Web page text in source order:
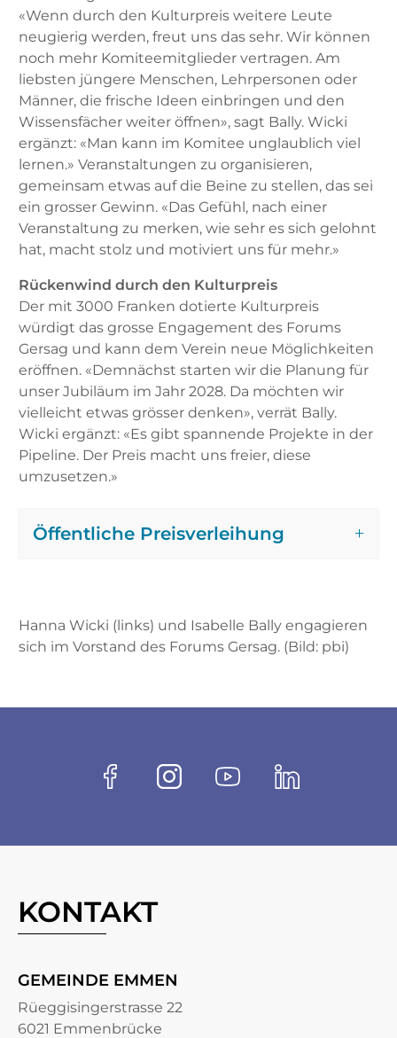
«Wenn durch den Kulturpreis weitere Leute
neugierig werden, freut uns das sehr. Wir können
noch mehr Komiteemitglieder vertragen. Am
liebsten jüngere Menschen, Lehrpersonen oder
Männer, die frische Ideen einbringen und den
Wissensfächer weiter öffnen», sagt Bally. Wicki
ergänzt: «Man kann im Komitee unglaublich viel
lernen.» Veranstaltungen zu organisieren,
gemeinsam etwas auf die Beine zu stellen, das sei
ein grosser Gewinn. «Das Gefühl, nach einer
Veranstaltung zu merken, wie sehr es sich gelohnt
hat, macht stolz und motiviert uns für mehr.»
Rückenwind durch den Kulturpreis
Der mit 3000 Franken dotierte Kulturpreis
würdigt das grosse Engagement des Forums
Gersag und kann dem Verein neue Möglichkeiten
eröffnen. «Demnächst starten wir die Planung für
unser Jubiläum im Jahr 2028. Da möchten wir
vielleicht etwas grösser denken», verrät Bally.
Wicki ergänzt: «Es gibt spannende Projekte in der
Pipeline. Der Preis macht uns freier, diese
umzusetzen.»
Öffentliche Preisverleihung
Hanna Wicki (links) und Isabelle Bally engagieren
sich im Vorstand des Forums Gersag. (Bild: pbi)
Socials
FacebookInstagramYoutubeLinkedin
KONTAKT
GEMEINDE EMMEN
Rüeggisingerstrasse 22
6021 Emmenbrücke